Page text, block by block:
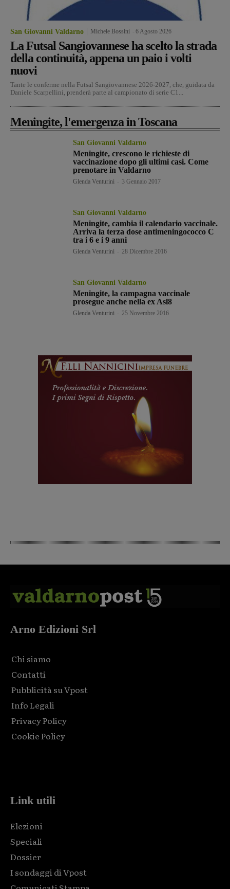
San Giovanni Valdarno Michele Bossini 6 Agosto 2026
La Futsal Sangiovannese ha scelto la strada
della continuità, appena un paio i volti
nuovi
Tante le conferme nella Futsal Sangiovannese 2026-2027, che, guidata da
Daniele Scarpellini, prenderà parte al campionato di serie C1...
Meningite, l'emergenza in Toscana
San Giovanni Valdarno
Meningite, crescono le richieste di
vaccinazione dopo gli ultimi casi. Come
prenotare in Valdarno
Glenda Venturini 3 Gennaio 2017
San Giovanni Valdarno
Meningite, cambia il calendario vaccinale.
Arriva la terza dose antimeningococco C
tra i 6 e i 9 anni
Glenda Venturini 28 Dicembre 2016
San Giovanni Valdarno
Meningite, la campagna vaccinale
prosegue anche nella ex Asl8
Glenda Venturini 25 Novembre 2016
Arno Edizioni Srl
Chi siamo
Contatti
Pubblicità su Vpost
Info Legali
Privacy Policy
Cookie Policy
Link utili
Elezioni
Speciali
Dossier
I sondaggi di Vpost